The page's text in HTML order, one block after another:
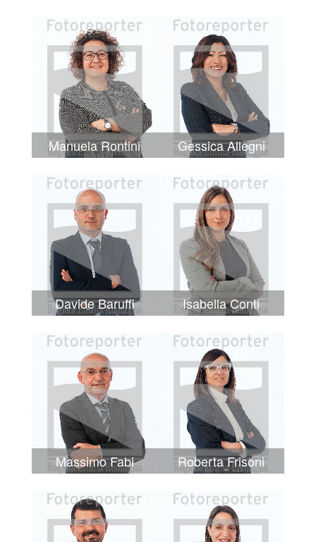
Manuela Rontini Gessica Allegni
Davide Baruffi Isabella Conti
Massimo Fabi Roberta Frisoni